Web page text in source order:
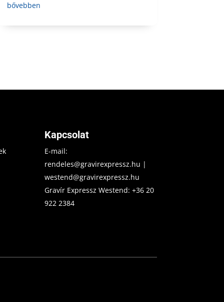
bővebben
Kapcsolat
E-mail:
rendeles@gravirexpressz.hu |
westend@gravirexpressz.hu
Gravír Expressz Westend:+36 20
922 2384